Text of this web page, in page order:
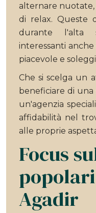
alternare nuotate,
di relax. Queste
durante l'alta
interessanti
piacevole e
Che si scelga un
beneficiare di una
un'agenzia
affidabilità nel
alle proprie
Focus
Agadir